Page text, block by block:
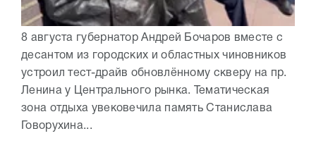
8 августа губернатор Андрей Бочаров вместе с
десантом из городских и областных чиновников
устроил тест-драйв обновлённому скверу на пр.
Ленина у Центрального рынка. Тематическая
зона отдыха увековечила память Станислава
Говорухина...